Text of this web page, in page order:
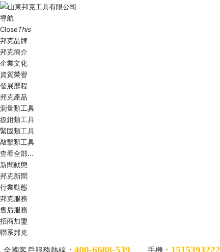
導航
CloseThis
邦克品牌
邦克簡介
企業文化
資質榮譽
發展歷程
邦克產品
測量類工具
扳鉗類工具
緊固類工具
敲擊類工具
查看全部...
新聞動態
邦克新聞
行業動態
邦克服務
售后服務
招商加盟
聯系邦克
全國客戶服務熱線： 400-6688-539 手機： 1515393222